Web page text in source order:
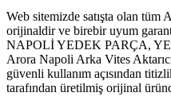
Web sitemizde satışta olan tüm
orijinaldir ve birebir uyum
NAPOLİ YEDEK PARÇA,
Arora Napoli Arka Vites
güvenli kullanım açısından
tarafından üretilmiş orijinal